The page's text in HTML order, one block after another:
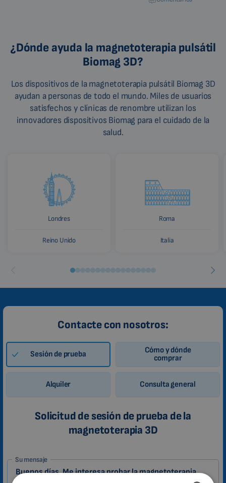
¿Dónde ayuda la magnetoterapia pulsátil
Biomag 3D?
Los dispositivos de la magnetoterapia pulsátil Biomag 3D
ayudan a personas de todo el mundo. Miles de usuarios
satisfechos y clínicas de renombre utilizan los
innovadores dispositivos Biomag para el cuidado de la
salud.
Londres
Reino Unido
Roma
Italia
Contacte con nosotros:
Sesión de prueba
Cómo y dónde
comprar
Alquiler Consulta general
Solicitud de sesión de prueba de la
magnetoterapia 3D
1-
ES
Zákazník
Su mensaje